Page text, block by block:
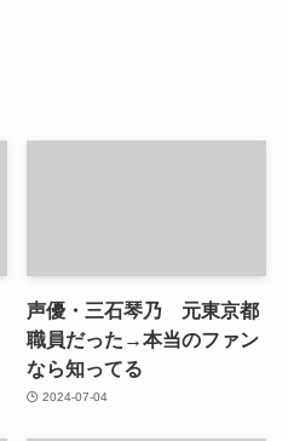
声優・三石琴乃 元東京都
職員だった→本当のファン
なら知ってる
2024-07-04